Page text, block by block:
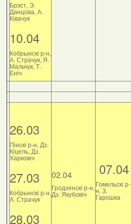
Брэст, Э.
Данцова, А.
Ківачук
10.04
Кобрынскі р-н,
А. Страчук, Я.
Мальчук, Т.
Еніч
26.03
Пінскі р-н, Дз.
Кіцель, Дз.
Харковіч
27.03
Кобрынскі р-н,
А. Страчук
28.03
02.04
Гродзенскі р-н,
Дз. Якубовіч
07.04
Гомельскі р-
н, З.
Гарошка